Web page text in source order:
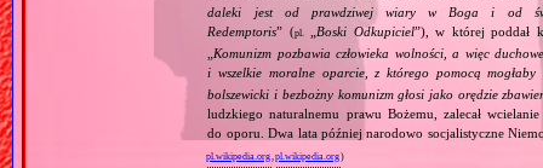
daleki jest od prawdziwej wiary w Boga i od
Redemptoris” (pl. Boski Odkupiciel”), w której poddał
Komunizm pozbawia człowieka wolności, a więc
i wszelkie moralne oparcie, z którego pomocą
bolszewicki i bezbożny komunizm głosi jako orędzie
ludzkiego naturalnemu prawu Bożemu, zalecał
do oporu. Dwa lata później narodowo socjalistyczne
pl.wikipedia.org ,pl.wikipedia.org)